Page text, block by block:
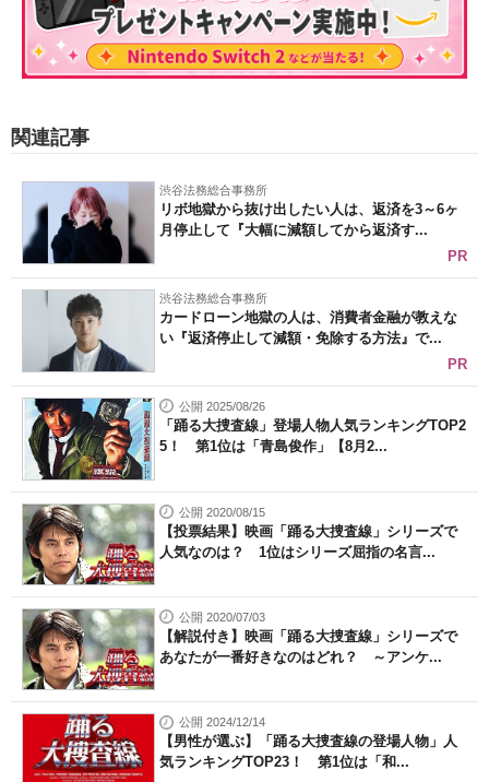
関連記事
渋谷法務総合事務所
リボ地獄から抜け出したい人は、返済を3～6ヶ
月停止して『大幅に減額してから返済す...
PR
渋谷法務総合事務所
カードローン地獄の人は、消費者金融が教えな
い『返済停止して減額・免除する方法』で...
PR
公開 2025/08/26
「踊る大捜査線」登場人物人気ランキングTOP2
5！ 第1位は「青島俊作」【8月2...
公開 2020/08/15
【投票結果】映画「踊る大捜査線」シリーズで
人気なのは？ 1位はシリーズ屈指の名言...
公開 2020/07/03
【解説付き】映画「踊る大捜査線」シリーズで
あなたが一番好きなのはどれ？ ～アンケ...
公開 2024/12/14
【男性が選ぶ】「踊る大捜査線の登場人物」人
気ランキングTOP23！ 第1位は「和...